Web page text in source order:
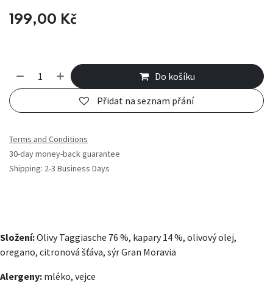
199,00 Kč
Do košíku
Přidat na seznam přání
Terms and Conditions
30-day money-back guarantee
Shipping: 2-3 Business Days
Složení:Olivy Taggiasche 76 %, kapary 14 %, olivový olej,
oregano, citronová šťáva, sýr Gran Moravia
Alergeny: mléko, vejce